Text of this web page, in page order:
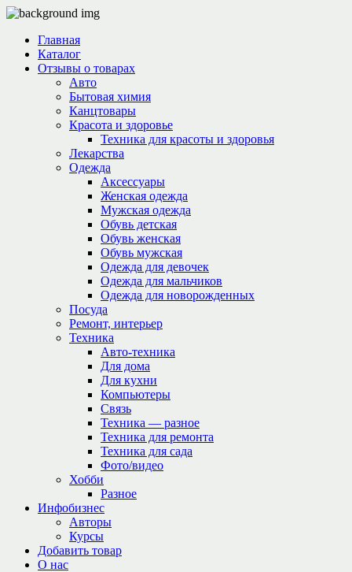
Главная
Каталог
Отзывы о товарах
Авто
Бытовая химия
Канцтовары
Красота и здоровье
Техника для красоты и здоровья
Лекарства
Одежда
Аксессуары
Женская одежда
Мужская одежда
Обувь детская
Обувь женская
Обувь мужская
Одежда для девочек
Одежда для мальчиков
Одежда для новорожденных
Посуда
Ремонт, интерьер
Техника
Авто-техника
Для дома
Для кухни
Компьютеры
Связь
Техника — разное
Техника для ремонта
Техника для сада
Фото/видео
Хобби
Разное
Инфобизнес
Авторы
Курсы
Добавить товар
О нас